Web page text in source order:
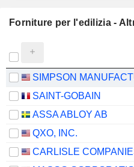
Forniture per l'edilizia -
SAINT-GOBAIN
ASSA ABLOY AB
QXO, INC.